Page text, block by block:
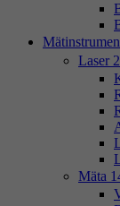
Laser
Mäta